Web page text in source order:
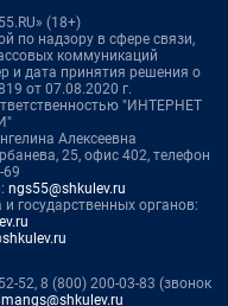
(18+)
по надзору в сфере связи,
коммуникаций
и дата принятия решения о
от 07.08.2020 г.
"ИНТЕРНЕТ
Алексеевна
25, офис 402, телефон
69
ngs55@shkulev.ru
государственных органов:
52, 8 (800) 200-03-83 (звонок